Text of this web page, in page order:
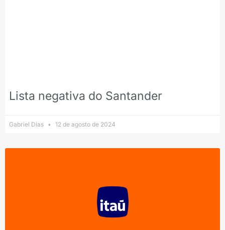
Lista negativa do Santander
Gabriel Dias 12 de agosto de 2024